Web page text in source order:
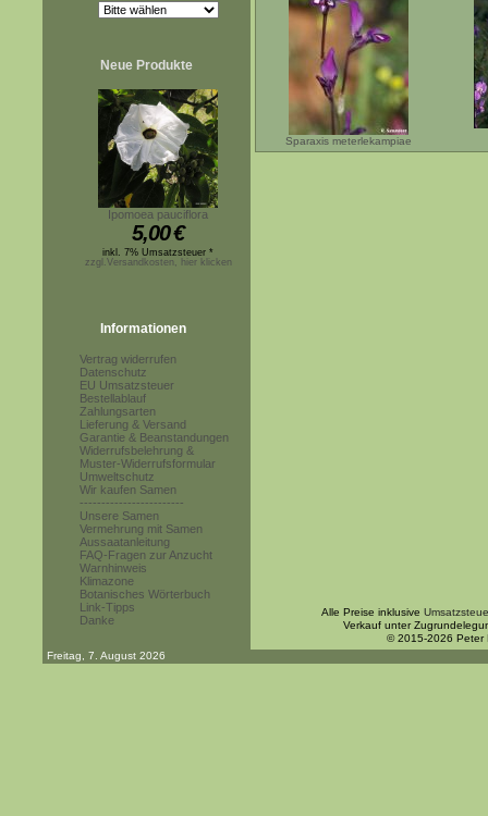
Neue Produkte
Ipomoea pauciflora
5,00€
inkl. 7% Umsatzsteuer *
zzgl.Versandkosten, hier klicken
Informationen
Vertrag widerrufen
Datenschutz
EU Umsatzsteuer
Bestellablauf
Zahlungsarten
Lieferung & Versand
Garantie & Beanstandungen
Widerrufsbelehrung &
Muster-Widerrufsformular
Umweltschutz
Wir kaufen Samen
------------------------
Unsere Samen
Vermehrung mit Samen
Aussaatanleitung
FAQ-Fragen zur Anzucht
Warnhinweis
Klimazone
Botanisches Wörterbuch
Link-Tipps
Danke
Sparaxis meterlekampiae
Alle Preise inklusive
Verkauf unter
© 2015-2026 Peter
Freitag, 7. August 2026